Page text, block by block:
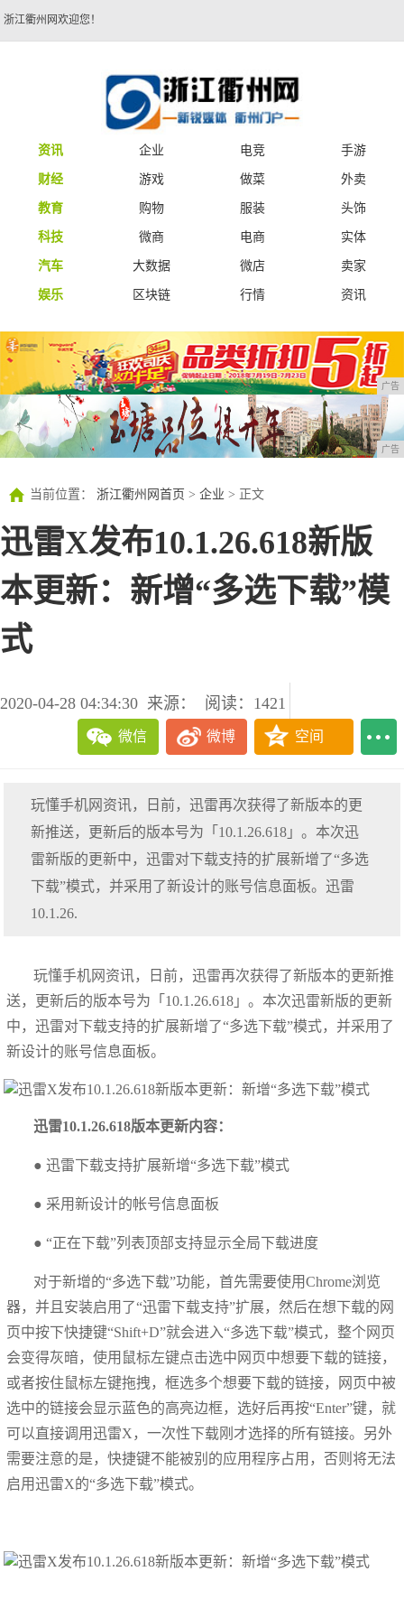
浙江衢州网欢迎您！
资讯 企业 电竞
手游
财经
游戏 做菜
外卖
教育
购物 服装
头饰
科技
微商 电商
实体
汽车
大数据 微店
卖家
娱乐
区块链 行情 资讯
广告
广告
当前位置： 浙江衢州网首页 > 企业 > 正文
迅雷X发布10.1.26.618新版
本更新：新增“多选下载”模
式
2020-04-28 04:34:30 来源： 阅读：1421
微信 微博 空间
玩懂手机网资讯，日前，迅雷再次获得了新版本的更
新推送，更新后的版本号为「10.1.26.618」。本次迅
雷新版的更新中，迅雷对下载支持的扩展新增了“多选
下载”模式，并采用了新设计的账号信息面板。迅雷
10.1.26.
玩懂手机网资讯，日前，迅雷再次获得了新版本的更新推
送，更新后的版本号为「10.1.26.618」。本次迅雷新版的更新
中，迅雷对下载支持的扩展新增了“多选下载”模式，并采用了
新设计的账号信息面板。
迅雷10.1.26.618版本更新内容：
● 迅雷下载支持扩展新增“多选下载”模式
● 采用新设计的帐号信息面板
● “正在下载”列表顶部支持显示全局下载进度
对于新增的“多选下载”功能，首先需要使用Chrome浏览
器，并且安装启用了“迅雷下载支持”扩展，然后在想下载的网
页中按下快捷键“Shift+D”就会进入“多选下载”模式，整个网页
会变得灰暗，使用鼠标左键点击选中网页中想要下载的链接，
或者按住鼠标左键拖拽，框选多个想要下载的链接，网页中被
选中的链接会显示蓝色的高亮边框，选好后再按“Enter”键，就
可以直接调用迅雷X，一次性下载刚才选择的所有链接。另外
需要注意的是，快捷键不能被别的应用程序占用，否则将无法
启用迅雷X的“多选下载”模式。